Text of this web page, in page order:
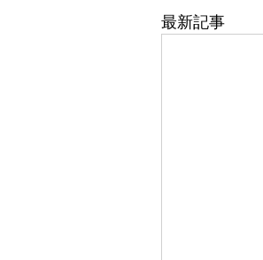
最新記事